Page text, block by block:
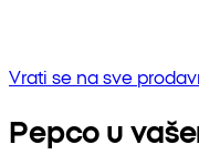
Vrati se na sve
Pepco u